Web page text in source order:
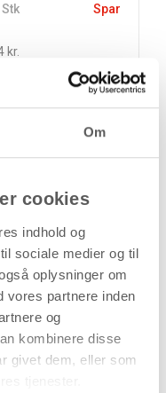
Om
cookies
indhold og
sociale medier og til
oplysninger om
vores partnere inden
og
kombinere disse
givet dem, eller som
Spar
kr.
85,63 kr.
(38,35kr.ekskl. moms)
er først bindende,
har bekræftet din ordre.